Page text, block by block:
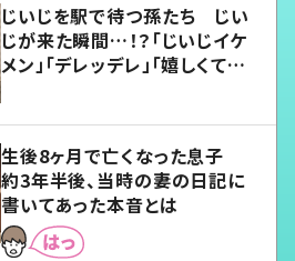
じいじを駅で待つ孫たち じい
じが来た瞬間…！？「じいじイケ
メン」「デレッデレ」「嬉しくて可
生後8ヶ月で亡くなった息子
約3年半後、当時の妻の日記に
書いてあった本音とは